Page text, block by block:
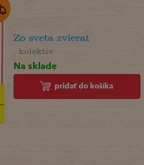
Zo sveta zvierat
. kolektív
Na sklade
pridať do košíka